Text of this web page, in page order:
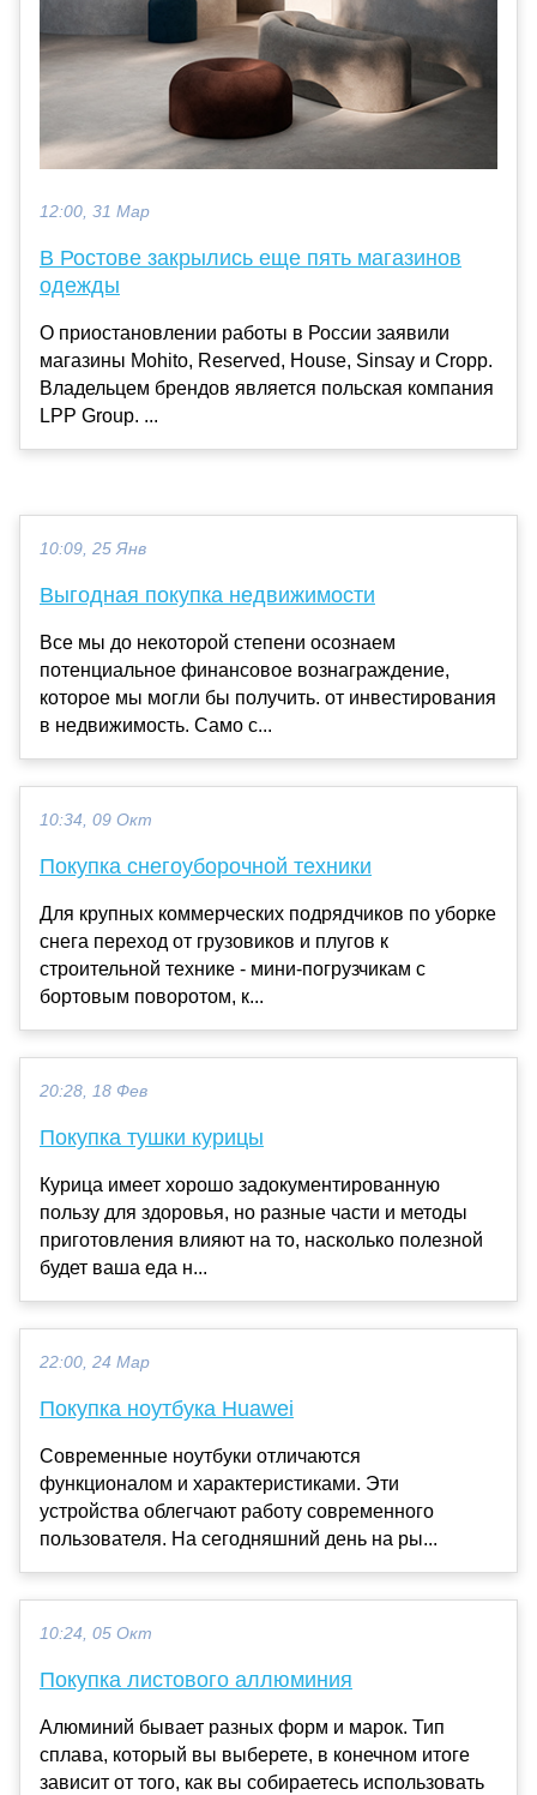
12:00, 31 Мар
В Ростове закрылись еще пять магазинов
одежды
О приостановлении работы в России заявили
магазины Mohito, Reserved, House, Sinsay и Cropp.
Владельцем брендов является польская компания
LPP Group. ...
10:09, 25 Янв
Выгодная покупка недвижимости
Все мы до некоторой степени осознаем
потенциальное финансовое вознаграждение,
которое мы могли бы получить. от инвестирования
в недвижимость. Само с...
10:34, 09 Окт
Покупка снегоуборочной техники
Для крупных коммерческих подрядчиков по уборке
снега переход от грузовиков и плугов к
строительной технике - мини-погрузчикам с
бортовым поворотом, к...
20:28, 18 Фев
Покупка тушки курицы
Курица имеет хорошо задокументированную
пользу для здоровья, но разные части и методы
приготовления влияют на то, насколько полезной
будет ваша еда н...
22:00, 24 Мар
Покупка ноутбука Huawei
Современные ноутбуки отличаются
функционалом и характеристиками. Эти
устройства облегчают работу современного
пользователя. На сегодняшний день на ры...
10:24, 05 Окт
Покупка листового аллюминия
Алюминий бывает разных форм и марок. Тип
сплава, который вы выберете, в конечном итоге
зависит от того, как вы собираетесь использовать